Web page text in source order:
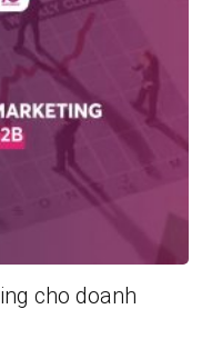
cho doanh